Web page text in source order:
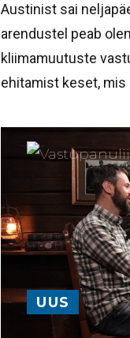
Austinist sai
arendustel peab
kliimamuutuste
ehitamist keset, mis
UUS